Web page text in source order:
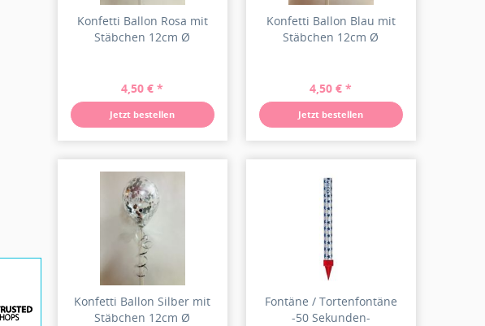
Konfetti Ballon Rosa mit
Stäbchen 12cm Ø
4,50 € *
Jetzt bestellen
Konfetti Ballon Blau mit
Stäbchen 12cm Ø
4,50 € *
Jetzt bestellen
Konfetti Ballon Silber mit
Stäbchen 12cm Ø
Fontäne / Tortenfontäne
-50 Sekunden-